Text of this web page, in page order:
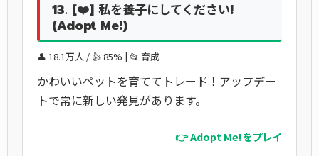
13. [❤️] 私を養子にしてください!
(Adopt Me!)
👤 18.1万人 / 👍 85% | 📂 育成
かわいいペットを育ててトレード！アップデー
トで常に新しい発見があります。
👉 Adopt Me!をプレイ